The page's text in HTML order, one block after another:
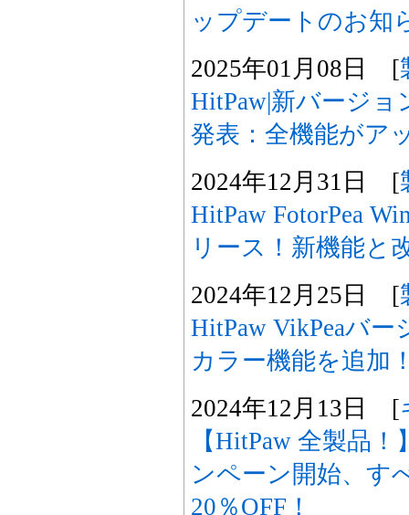
ップデートのお知
2025年01月08日 [
HitPaw|新バージョ
発表：全機能がア
2024年12月31日 [
HitPaw FotorPea
リース！新機能と
2024年12月25日 [
HitPaw VikPeaバ
カラー機能を追加
2024年12月13日 [
【HitPaw 全製品
ンペーン開始、す
20％OFF！